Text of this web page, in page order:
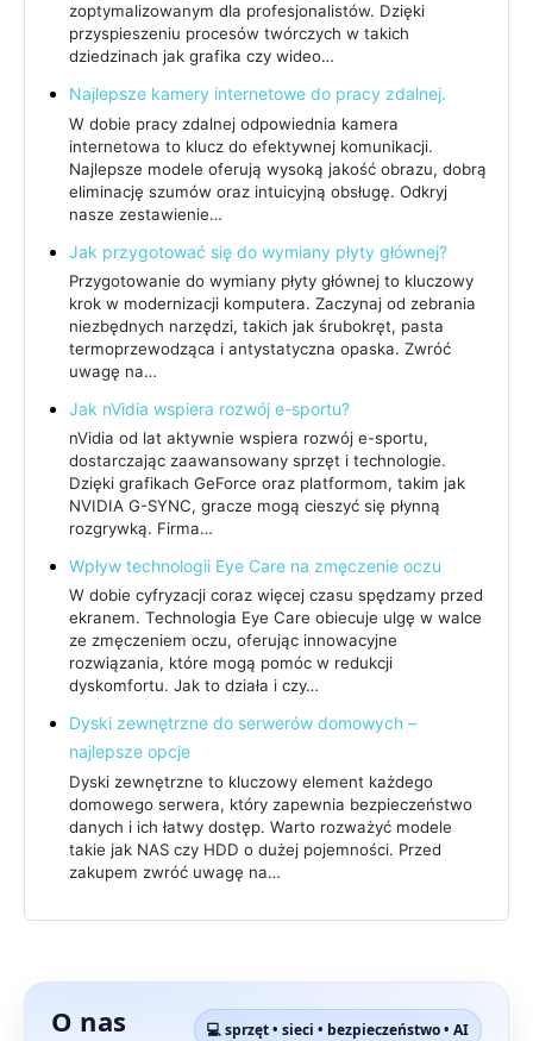
zoptymalizowanym dla profesjonalistów. Dzięki
przyspieszeniu procesów twórczych w takich
dziedzinach jak grafika czy wideo…
Najlepsze kamery internetowe do pracy zdalnej.
W dobie pracy zdalnej odpowiednia kamera
internetowa to klucz do efektywnej komunikacji.
Najlepsze modele oferują wysoką jakość obrazu, dobrą
eliminację szumów oraz intuicyjną obsługę. Odkryj
nasze zestawienie…
Jak przygotować się do wymiany płyty głównej?
Przygotowanie do wymiany płyty głównej to kluczowy
krok w modernizacji komputera. Zaczynaj od zebrania
niezbędnych narzędzi, takich jak śrubokręt, pasta
termoprzewodząca i antystatyczna opaska. Zwróć
uwagę na…
Jak nVidia wspiera rozwój e-sportu?
nVidia od lat aktywnie wspiera rozwój e-sportu,
dostarczając zaawansowany sprzęt i technologie.
Dzięki grafikach GeForce oraz platformom, takim jak
NVIDIA G-SYNC, gracze mogą cieszyć się płynną
rozgrywką. Firma…
Wpływ technologii Eye Care na zmęczenie oczu
W dobie cyfryzacji coraz więcej czasu spędzamy przed
ekranem. Technologia Eye Care obiecuje ulgę w walce
ze zmęczeniem oczu, oferując innowacyjne
rozwiązania, które mogą pomóc w redukcji
dyskomfortu. Jak to działa i czy…
Dyski zewnętrzne do serwerów domowych –
najlepsze opcje
Dyski zewnętrzne to kluczowy element każdego
domowego serwera, który zapewnia bezpieczeństwo
danych i ich łatwy dostęp. Warto rozważyć modele
takie jak NAS czy HDD o dużej pojemności. Przed
zakupem zwróć uwagę na…
O nas 💻 sprzęt • sieci • bezpieczeństwo • AI